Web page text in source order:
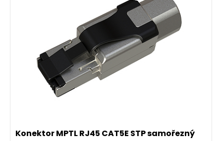
Konektor MPTL RJ45 CAT5E STP samořezný